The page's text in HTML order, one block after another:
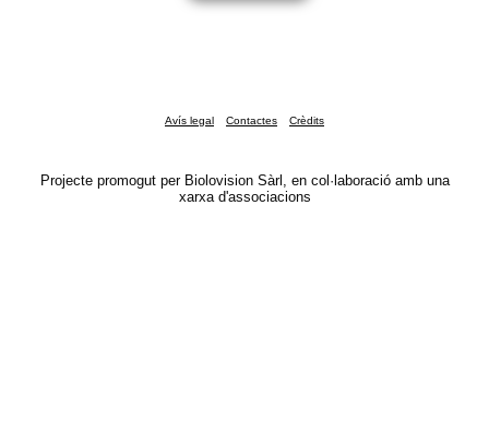
Avís legal Contactes Crèdits
Projecte promogut per Biolovision Sàrl, en col·laboració amb una
xarxa d'associacions